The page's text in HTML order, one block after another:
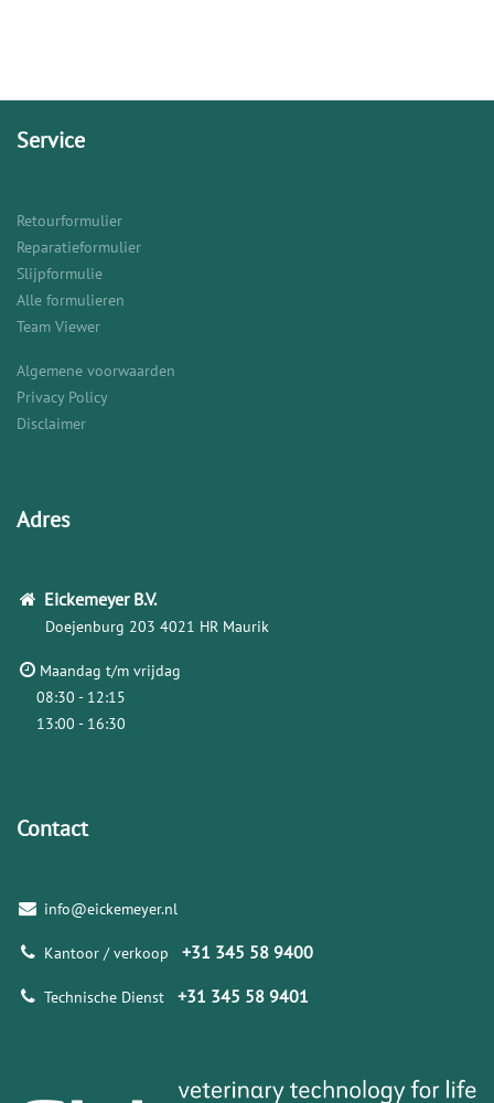
Service
Retourformulier
Reparatieformulier
Slijpformulie
Alle formulieren
Team Viewer
Algemene voorwaarden
Privacy Policy
Disclaimer
Adres
Eickemeyer B.V.
Doejenburg 203 4021 HR Maurik
Maandag t/m vrijdag
08:30 - 12:15
13:00 - 16:30
Contact
info@eickemeyer.nl
Kantoor / verkoop +31 345 58 9400
Technische Dienst +31 345 58 9401